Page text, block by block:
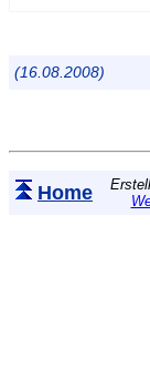
(16.08.2008)
Home